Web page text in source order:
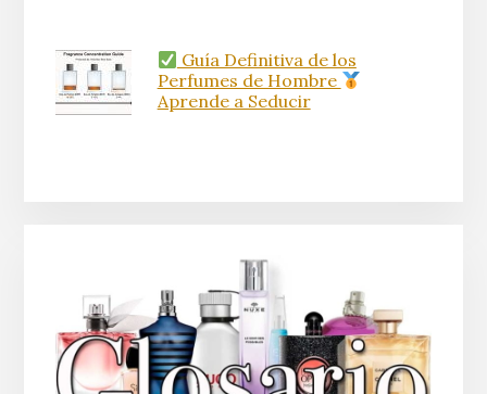
Guía Definitiva de los
Perfumes de Hombre
Aprende a Seducir